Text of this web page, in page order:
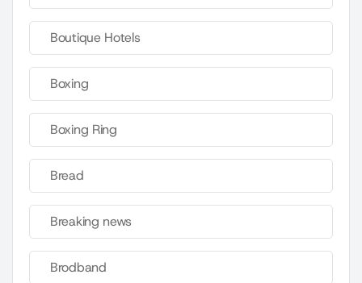
Boutique Hotels
Boxing
Boxing Ring
Bread
Breaking news
Brodband